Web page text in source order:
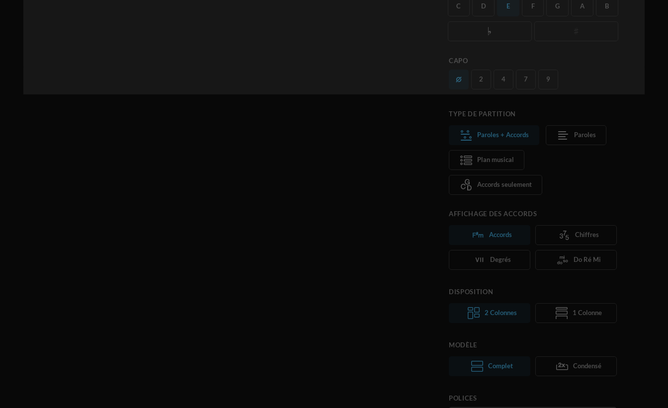
C D E F G A B
CAPO
2 4 7 9
TYPE DE PARTITION
Paroles + Accords Paroles
Plan musical
Accords seulement
AFFICHAGE DES ACCORDS
Accords Chiffres
Degrés Do Ré Mi
DISPOSITION
2 Colonnes 1 Colonne
Normal Large
MODÈLE
Complet Condensé
POLICES